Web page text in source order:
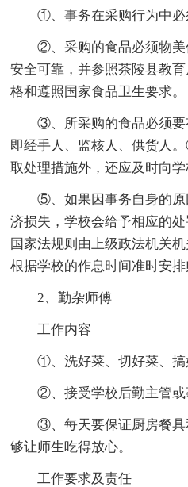
①、事务在采购行为中必
②、采购的食品必须物美
安全可靠，并参照茶陵县教
格和遵照国家食品卫生要求。
③、所采购的食品必须要
即经手人、监核人、供货人
取处理措施外，还应及时向学
⑤、如果因事务自身的
济损失，学校会给予相应的
国家法规则由上级政法机关
根据学校的作息时间准时安排
2、勤杂师傅
工作内容
①、洗好菜、切好菜、搞
②、接受学校后勤主管或
③、每天要保证厨房餐
够让师生吃得放心。
工作要求及责任